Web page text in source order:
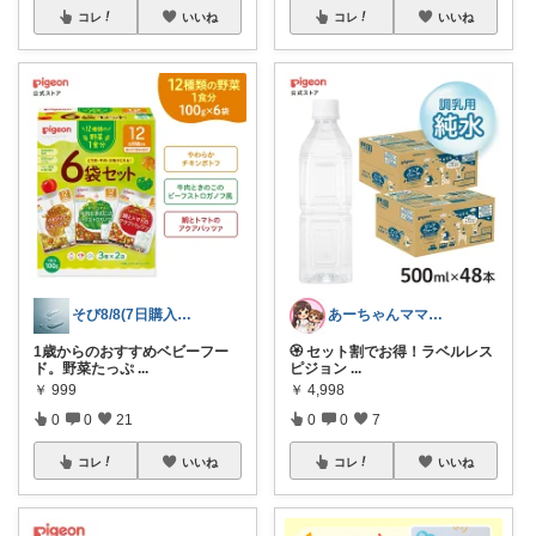
コレ いいね
そび8/8(7日購入感謝です末広がり㊗
1歳からのおすすめベビーフー
ド。野菜たっぷ ...
￥ 999
0 0 21
コレ いいね
コレ いいね
あーちゃんママ🐣朝コレ5時✨2y娘
🏵️ セット割でお得！ラベルレス
ピジョン ...
￥ 4,998
0 0 7
コレ いいね